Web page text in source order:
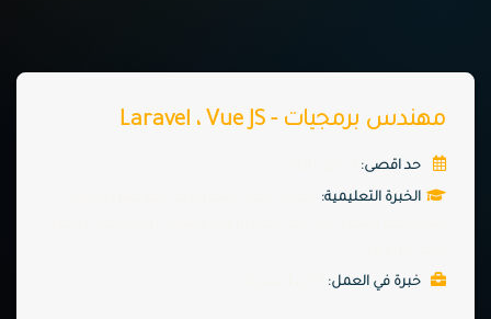
مهندس برمجيات - Laravel ، Vue JS
حد اقصى:
الخبرة التعليمية:
خبرة في العمل: